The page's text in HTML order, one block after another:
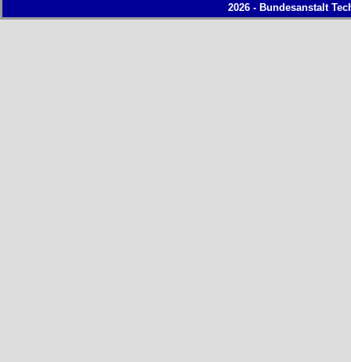
2026 - Bundesanstalt